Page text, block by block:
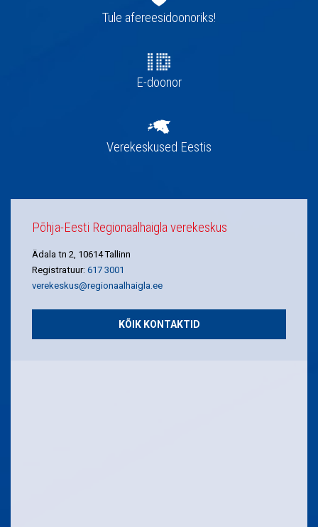
navigatsioonTule afereesidoonoriks!
E-doonor
Verekeskused Eestis
Põhja-Eesti Regionaalhaigla verekeskus
Ädala tn 2, 10614 Tallinn
Registratuur: 617 3001
verekeskus@regionaalhaigla.ee
KÕIK KONTAKTID